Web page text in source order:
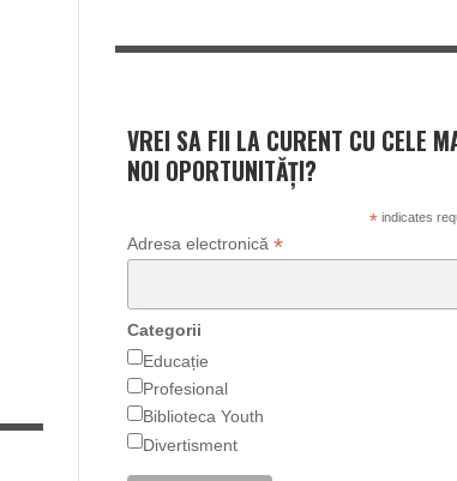
VREI SA FII LA CURENT CU CELE
NOI OPORTUNITĂȚI?
*indicates
Adresa electronică *
Categorii
Educație
Profesional
Biblioteca Youth
Divertisment